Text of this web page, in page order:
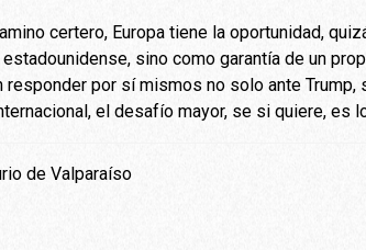
certero, Europa tiene la oportunidad,
sino como garantía de un
por sí mismos no solo ante Trump,
el desafío mayor, se si quiere, es
de Valparaíso